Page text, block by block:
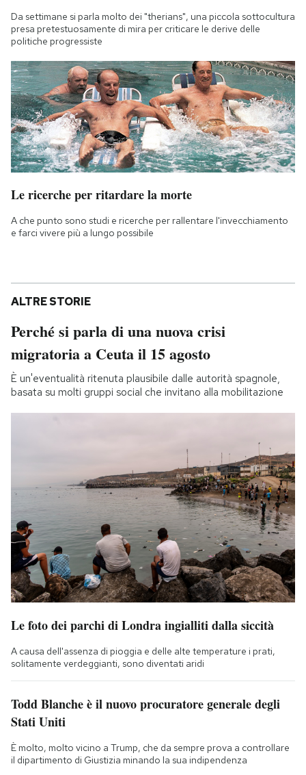
Da settimane si parla molto dei "therians", una piccola sottocultura
presa pretestuosamente di mira per criticare le derive delle
politiche progressiste
Le ricerche per ritardare la morte
A che punto sono studi e ricerche per rallentare l'invecchiamento
e farci vivere più a lungo possibile
ALTRE STORIE
Perché si parla di una nuova crisi
migratoria a Ceuta il 15 agosto
È un'eventualità ritenuta plausibile dalle autorità spagnole,
basata su molti gruppi social che invitano alla mobilitazione
Le foto dei parchi di Londra ingialliti dalla siccità
A causa dell'assenza di pioggia e delle alte temperature i prati,
solitamente verdeggianti, sono diventati aridi
Todd Blanche è il nuovo procuratore generale degli
Stati Uniti
È molto, molto vicino a Trump, che da sempre prova a controllare
il dipartimento di Giustizia minando la sua indipendenza